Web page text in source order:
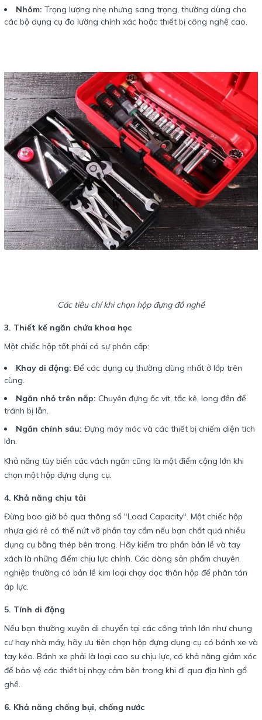
Nhôm: Trọng lượng nhẹ nhưng sang trọng, thường dùng cho
các bộ dụng cụ đo lường chính xác hoặc thiết bị công nghệ cao.
Các tiêu chí khi chọn hộp đựng đồ nghề
3. Thiết kế ngăn chứa khoa học
Một chiếc hộp tốt phải có sự phân cấp:
Khay di động: Để các dụng cụ thường dùng nhất ở lớp trên
cùng.
Ngăn nhỏ trên nắp: Chuyên đựng ốc vít, tắc kê, long đền để
tránh bị lẫn.
Ngăn chính sâu: Đựng máy móc và các thiết bị chiếm diện tích
lớn.
Khả năng tùy biến các vách ngăn cũng là một điểm cộng lớn khi
chọn một hộp đựng dụng cụ.
4. Khả năng chịu tải
Đừng bao giờ bỏ qua thông số "Load Capacity". Một chiếc hộp
nhựa giá rẻ có thể nứt vỡ phần tay cầm nếu bạn chất quá nhiều
dụng cụ bằng thép bên trong. Hãy kiểm tra phần bản lề và tay
xách là những điểm chịu lực chính. Các dòng sản phẩm chuyên
nghiệp thường có bản lề kim loại chạy dọc thân hộp để phân tán
áp lực.
5. Tính di động
Nếu bạn thường xuyên di chuyển tại các công trình lớn như chung
cư hay nhà máy, hãy ưu tiên chọn hộp đựng dụng cụ có bánh xe và
tay kéo. Bánh xe phải là loại cao su chịu lực, có khả năng giảm xóc
để bảo vệ các thiết bị nhạy cảm bên trong khi đi qua địa hình gồ
ghề.
6. Khả năng chống bụi, chống nước